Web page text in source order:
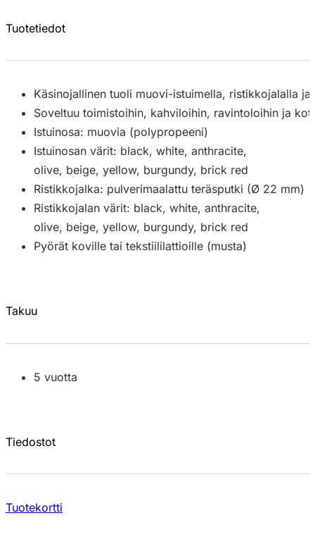
Tuotetiedot
Käsinojallinen tuoli muovi-istuimella, ristikkojalalla
Soveltuu toimistoihin, kahviloihin, ravintoloihin ja
Istuinosa: muovia (polypropeeni)
Istuinosan värit: black, white, anthracite,
olive, beige, yellow, burgundy, brick red
Ristikkojalka: pulverimaalattu teräsputki (Ø 22 mm)
Ristikkojalan värit: black, white, anthracite,
olive, beige, yellow, burgundy, brick red
Pyörät koville tai tekstiililattioille (musta)
Takuu
5 vuotta
Tiedostot
Tuotekortti